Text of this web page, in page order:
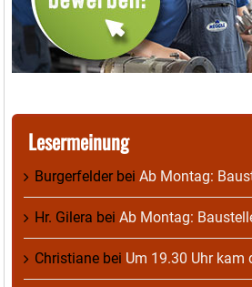
Lesermeinung
Burgerfelderbei Ab Montag:
Hr. Gilera bei Ab Montag:
Christiane bei Um 19.30 Uhr kam